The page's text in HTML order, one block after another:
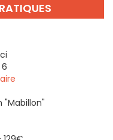
"Mabillon"